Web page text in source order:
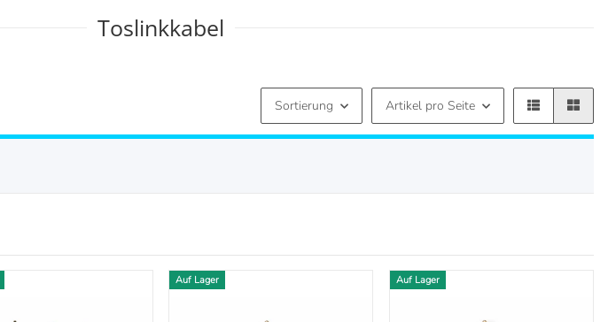
Toslinkkabel
Sortierung Artikel pro Seite
Auf Lager Auf Lager